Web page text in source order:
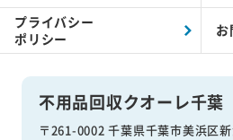
不用品回収クオーレ千葉
〒261-0002 千葉県千葉市美浜区
プライバシー
ポリシー
お